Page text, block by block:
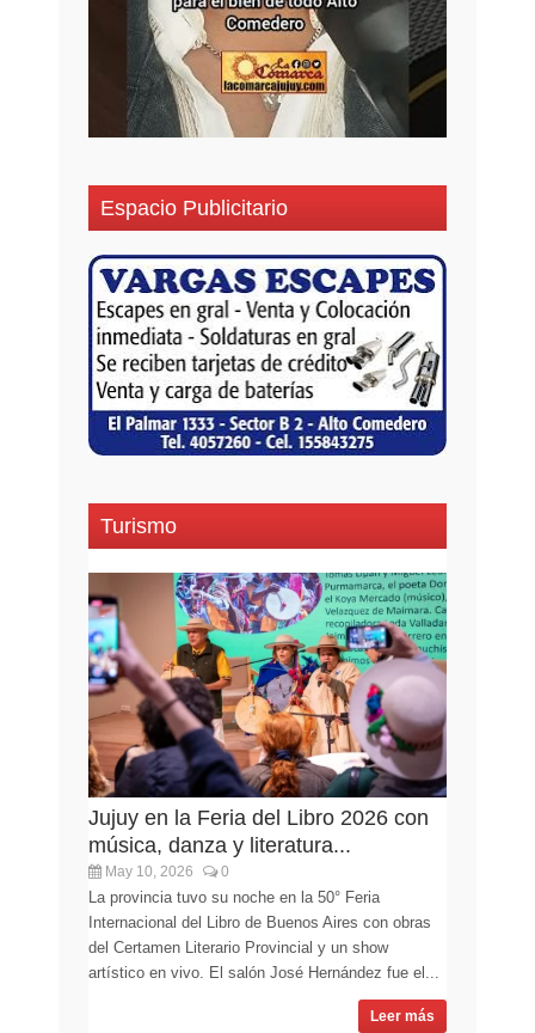
Espacio Publicitario
Turismo
Jujuy en la Feria del Libro 2026 con
música, danza y literatura...
May 10, 2026 0
La provincia tuvo su noche en la 50° Feria
Internacional del Libro de Buenos Aires con obras
del Certamen Literario Provincial y un show
artístico en vivo. El salón José Hernández fue el...
Leer más